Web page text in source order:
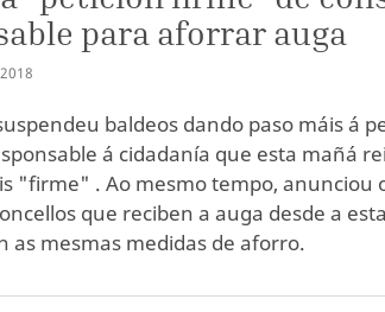
para aforrar auga
2018
baldeos dando paso máis á
á cidadanía que esta mañá
"firme" . Ao mesmo tempo, anunciou
que reciben a auga desde a
as mesmas medidas de aforro.